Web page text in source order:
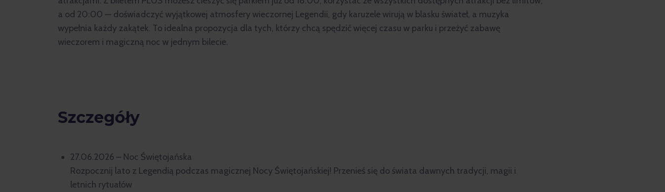
a od 20:00 — doświadczyć wyjątkowej atmosfery wieczornej Legendii, gdy karuzele wirują w blasku świateł, a muzyka
wypełnia każdy zakątek. To idealna propozycja dla tych, którzy chcą spędzić więcej czasu w parku i przeżyć zabawę
wieczorem i magiczną noc w jednym bilecie.
Szczegóły
27.06.2026 – Noc Świętojańska
Rozpocznij lato z Legendią podczas magicznej Nocy Świętojańskiej! Przenieś się do świata dawnych tradycji, magii i
letnich rytuałów